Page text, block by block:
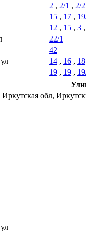
2 , 2/1 , 2/2
15 , 17 ,
12 , 15 , 3 ,
22/1
42
14 , 16 , 18
19 , 19 ,
обл,